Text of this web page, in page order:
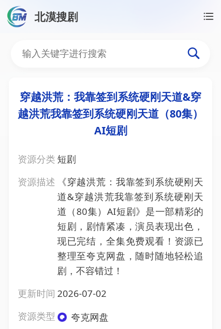
北漠搜剧
穿越洪荒：我靠签到系
穿越洪荒：我靠签到系统硬刚天道&穿
越洪荒我靠签到系统硬刚天道（80集）
AI短剧
资源分类 短剧
资源描述
《穿越洪荒：我靠签到系统硬刚天
道&穿越洪荒我靠签到系统硬刚天
道（80集）AI短剧》是一部精彩的
短剧，剧情紧凑，演员表现出色，
现已完结，全集免费观看！资源已
整理至夸克网盘，随时随地轻松追
剧，不容错过！
更新时间 2026-07-02
资源类型
夸克网盘